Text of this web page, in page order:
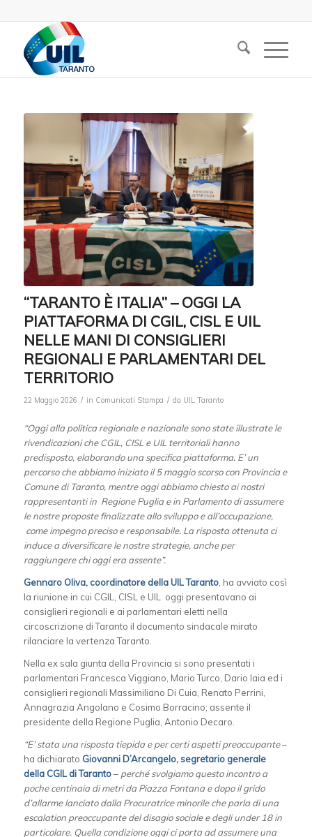
“TARANTO È ITALIA” – OGGI LA
PIATTAFORMA DI CGIL, CISL E UIL
NELLE MANI DI CONSIGLIERI
REGIONALI E PARLAMENTARI DEL
TERRITORIO
22 Maggio 2026 / in Comunicati Stampa / da UIL Taranto
“Oggi alla politica regionale e nazionale sono state illustrate le
rivendicazioni che CGIL, CISL e UIL territoriali hanno
predisposto, elaborando una specifica piattaforma. E’ un
percorso che abbiamo iniziato il 5 maggio scorso con Provincia e
Comune di Taranto, mentre oggi abbiamo chiesto ai nostri
rappresentanti in Regione Puglia e in Parlamento di assumere
le nostre proposte finalizzate allo sviluppo e all’occupazione,
come impegno preciso e responsabile. La risposta ottenuta ci
induce a diversificare le nostre strategie, anche per
raggiungere chi oggi era assente”.
Gennaro Oliva, coordinatore della UIL Taranto, ha avviato così
la riunione in cui CGIL, CISL e UIL oggi presentavano ai
consiglieri regionali e ai parlamentari eletti nella
circoscrizione di Taranto il documento sindacale mirato
rilanciare la vertenza Taranto.
Nella ex sala giunta della Provincia si sono presentati i
parlamentari Francesca Viggiano, Mario Turco, Dario Iaia ed i
consiglieri regionali Massimiliano Di Cuia, Renato Perrini,
Annagrazia Angolano e Cosimo Borracino; assente il
presidente della Regione Puglia, Antonio Decaro.
“E’ stata una risposta tiepida e per certi aspetti preoccupante–
ha dichiarato Giovanni D’Arcangelo, segretario generale
della CGIL di Taranto– perché svolgiamo questo incontro a
poche centinaia di metri da Piazza Fontana e dopo il grido
d’allarme lanciato dalla Procuratrice minorile che parla di una
escalation preoccupante del disagio sociale e degli under 18 in
particolare. Quella condizione oggi ci porta ad assumere una